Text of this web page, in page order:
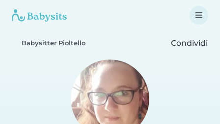
Babysitter Pioltello Condividi